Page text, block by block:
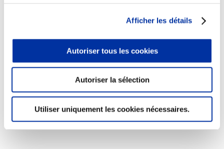
Afficher les détails
Autoriser tous les cookies
Autoriser la sélection
Utiliser uniquement les cookies nécessaires.
Abattoir
Partenaire Climat